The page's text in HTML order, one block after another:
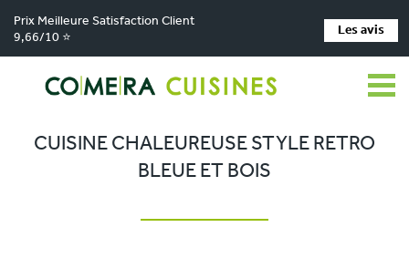
Prix Meilleure Satisfaction Client
9,66/10 ⭐
Les avis
Comera Cuisines > Nos magasins de cuisine > Cuisiniste Sautron
Réalisations > Cuisine chaleureuse style retro bleue et bois
CUISINE CHALEUREUSE STYLE RETRO
BLEUE ET BOIS